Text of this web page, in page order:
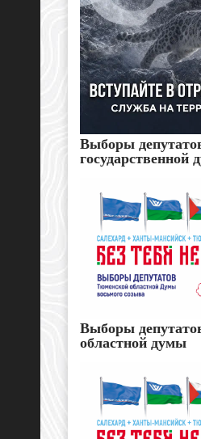
Выборы
государственной
Выборы
областной думы